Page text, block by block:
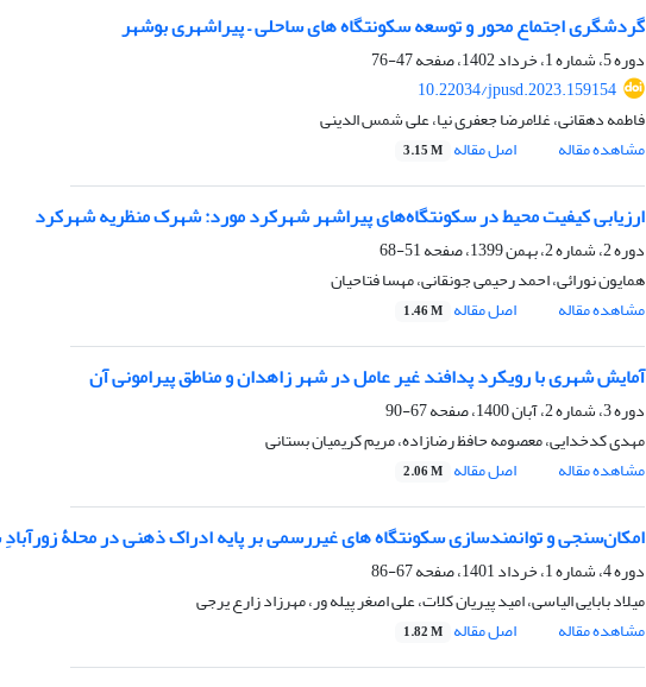
گردشگری اجتماع محور و توسعه سکونتگاه های ساحلی – پیراشهری بوشهر
دوره 5، شماره 1، خرداد 1402، صفحه
47-76
10.22034/jpusd.2023.159154
فاطمه دهقانی، غلامرضا جعفری نیا، علی شمس الدینی
مشاهده مقاله
اصل مقاله 3.15 M
ارزیابی کیفیت محیط در سکونتگاه‌های پیراشهر شهرکرد مورد: شهرک منظریه شهرکرد
دوره 2، شماره 2، بهمن 1399، صفحه
51-68
همایون نورائی، احمد رحیمی جونقانی، مهسا فتاحیان
مشاهده مقاله
اصل مقاله 1.46 M
آمایش شهری با رویکرد پدافند غیر عامل در شهر زاهدان و مناطق پیرامونی آن
دوره 3، شماره 2، آبان 1400، صفحه
67-90
مهدی کدخدایی، معصومه حافظ رضازاده، مریم کریمیان بستانی
مشاهده مقاله
اصل مقاله 2.06 M
امکان‌سنجی و توانمندسازی سکونتگاه های غیررسمی بر پایه ادراک ذهنی در محلۀ
دوره 4، شماره 1، خرداد 1401، صفحه
67-86
میلاد بابایی الیاسی، امید پیریان کلات، علی اصغر پیله ور، مهرزاد زارع یرجی
مشاهده مقاله
اصل مقاله 1.82 M